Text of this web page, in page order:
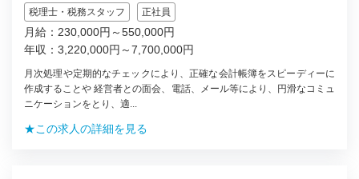
税理士・税務スタッフ
正社員
月給：230,000円～550,000円
年収：3,220,000円～7,700,000円
月次処理や定期的なチェックにより、正確な会計帳簿をスピーディーに
作成することや 経営者との面会、電話、メール等により、円滑なコミュ
ニケーションをとり、適...
★この求人の詳細を見る